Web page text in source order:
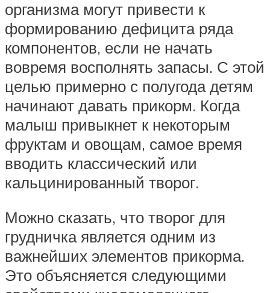
организма могут привести к
формированию дефицита ряда
компонентов, если не начать
вовремя восполнять запасы. С этой
целью примерно с полугода детям
начинают давать прикорм. Когда
малыш привыкнет к некоторым
фруктам и овощам, самое время
вводить классический или
кальцинированный творог.
Можно сказать, что творог для
грудничка является одним из
важнейших элементов прикорма.
Это объясняется следующими